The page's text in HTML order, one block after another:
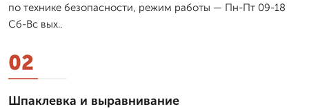
по технике безопасности, режим работы — Пн-Пт 09-18
Сб-Вс вых..
02
Шпаклевка и выравнивание